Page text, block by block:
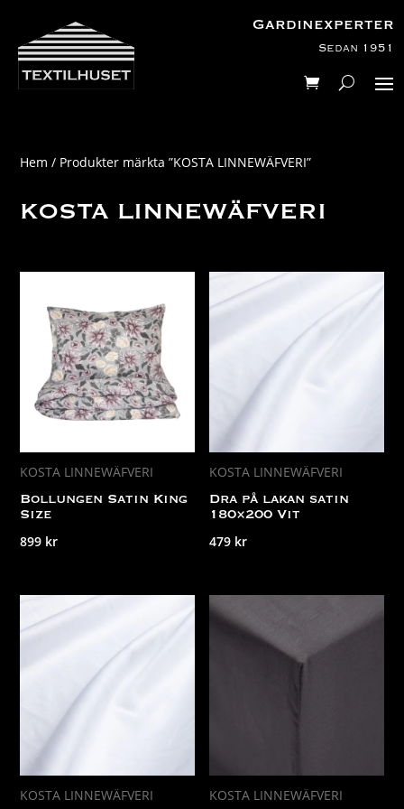
Gardinexperter
Sedan 1951
Hem / Produkter märkta ”KOSTA LINNEWÄFVERI”
KOSTA LINNEWÄFVERI
KOSTA LINNEWÄFVERI
Bollungen Satin King
Size
899 kr
KOSTA LINNEWÄFVERI
Dra på lakan satin
180×200 Vit
479 kr
KOSTA LINNEWÄFVERI KOSTA LINNEWÄFVERI